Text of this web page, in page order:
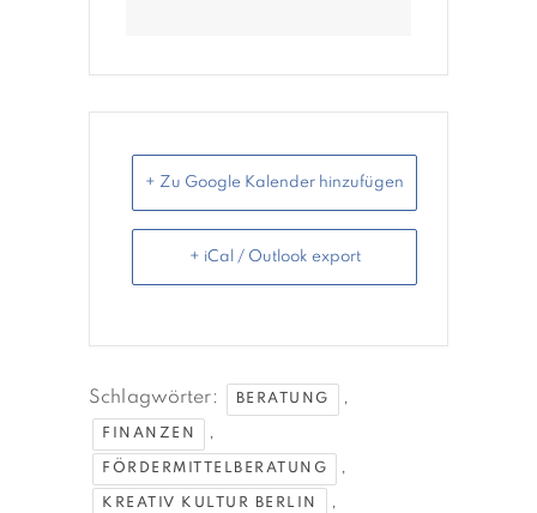
+ Zu Google Kalender hinzufügen
+ iCal / Outlook export
Schlagwörter: BERATUNG ,
FINANZEN ,
FÖRDERMITTELBERATUNG ,
KREATIV KULTUR BERLIN ,